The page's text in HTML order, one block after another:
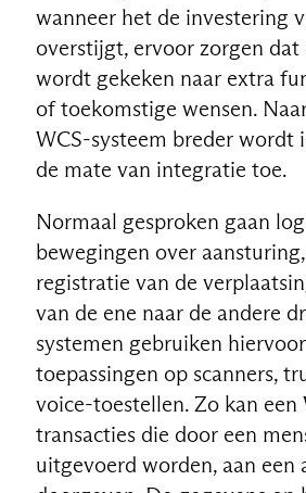
wanneer het de investering
overstijgt, ervoor zorgen
wordt gekeken naar extra
of toekomstige wensen.
WCS-systeem breder wordt
de mate van integratie toe.
Normaal gesproken gaan
bewegingen over
registratie van de
van de ene naar de andere
systemen gebruiken
toepassingen op scanners,
voice-toestellen. Zo kan een
transacties die door een
uitgevoerd worden, aan een